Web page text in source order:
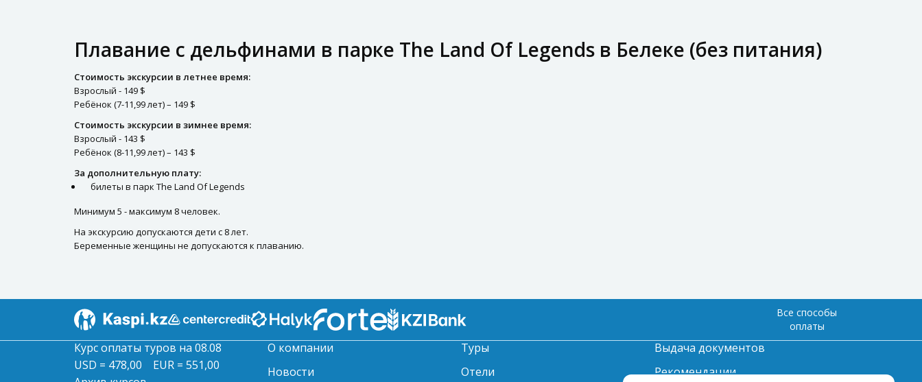
Плавание с дельфинами в парке The Land Of Legends в Белеке (без питания)
Стоимость экскурсии в летнее время:
Взрослый - 149 $
Ребёнок (7-11,99 лет) – 149 $
Стоимость экскурсии в зимнее время:
Взрослый - 143 $
Ребёнок (8-11,99 лет) – 143 $
За дополнительную плату:
билеты в парк The Land Of Legends
Минимум 5 - максимум 8 человек.
На экскурсию допускаются дети с 8 лет.
Беременные женщины не допускаются к плаванию.
Все способы
оплаты
Курс оплаты туров на 08.08
USD = 478,00
EUR = 551,00
О компании
Новости
Туры
Отели
Выдача документов
Рекомендации